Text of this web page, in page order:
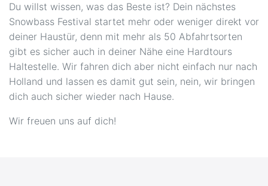
Du willst wissen, was das Beste ist? Dein nächstes
Snowbass Festival startet mehr oder weniger direkt vor
deiner Haustür, denn mit mehr als 50 Abfahrtsorten
gibt es sicher auch in deiner Nähe eine Hardtours
Haltestelle. Wir fahren dich aber nicht einfach nur nach
Holland und lassen es damit gut sein, nein, wir bringen
dich auch sicher wieder nach Hause.
Wir freuen uns auf dich!